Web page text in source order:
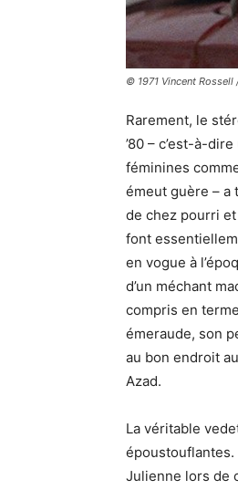
© 1971 Vincent Rossell
Rarement, le
’80 – c’est-à-
féminines
émeut guère – a
de chez pourri
font
en vogue à
d’un méchant
compris en
émeraude, son
au bon endroit
Azad.
La véritable
époustouflantes.
Julienne lors de